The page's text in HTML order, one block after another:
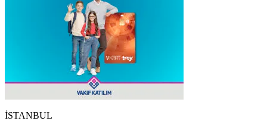
İSTANBUL